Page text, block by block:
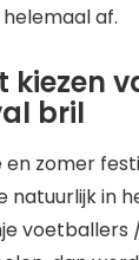
af.
kiezen
bril
zomer
natuurlijk in